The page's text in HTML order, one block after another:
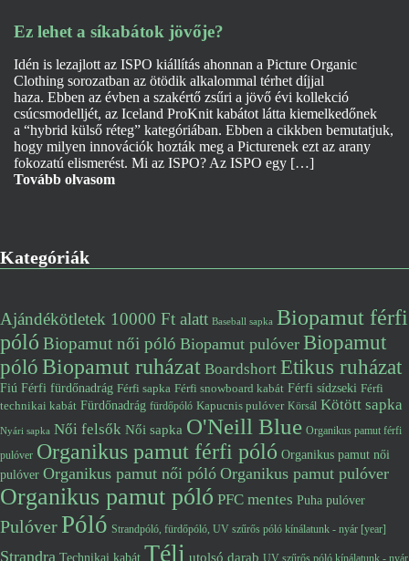
Ez lehet a síkabátok jövője?
Idén is lezajlott az ISPO kiállítás ahonnan a Picture Organic
Clothing sorozatban az ötödik alkalommal térhet díjjal
haza. Ebben az évben a szakértő zsűri a jövő évi kollekció
csúcsmodelljét, az Iceland ProKnit kabátot látta kiemelkedőnek
a “hybrid külső réteg” kategóriában. Ebben a cikkben bemutatjuk,
hogy milyen innovációk hozták meg a Picturenek ezt az arany
fokozatú elismerést. Mi az ISPO? Az ISPO egy […]
Tovább olvasom
Kategóriák
Ajándékötletek 10000 Ft alatt Baseball sapka Biopamut férfi
póló Biopamut női póló Biopamut pulóver Biopamut
pólóBiopamut ruházat Boardshort Etikus ruházat
Fiú Férfi fürdőnadrág Férfi sapka Férfi snowboard kabát Férfi sídzseki Férfi
technikai kabát Fürdőnadrág fürdőpóló Kapucnis pulóver Körsál Kötött sapka
Nyári sapka Női felsők Női sapka O'Neill Blue Organikus pamut férfi
pulóver Organikus pamut férfi póló Organikus pamut női
pulóver Organikus pamut női póló Organikus pamut pulóver
Organikus pamut póló PFC mentes Puha pulóver
PulóverPóló Strandpóló, fürdőpóló, UV szűrős póló kínálatunk - nyár [year]
Strandra Technikai kabát Téli utolsó darab UV szűrős póló kínálatunk - nyár